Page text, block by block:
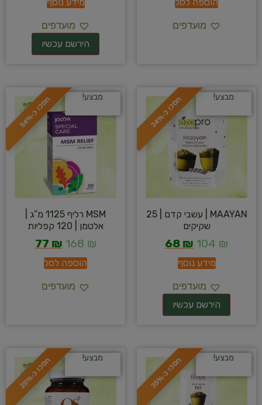
מועדפים מועדפים
ח
ס
כ
ו
כ
-
3
4
% מבצע!
MAAYAN | עשבי קדם | 25
שקיקים
104 ₪
68 ₪
מידע נוסף
מועדפים
ח
ס
כ
ו
כ
-
5
4
% מבצע!
MSM רליף 1125 מ”ג |
אלטמן | 120 קפליות
168 ₪
77 ₪
הוספה לסל
מועדפים
ח
ס
כ
ו
כ
-
3
5
% מבצע! ח
ס
כ
ו
כ
-
2
0
% מבצע!